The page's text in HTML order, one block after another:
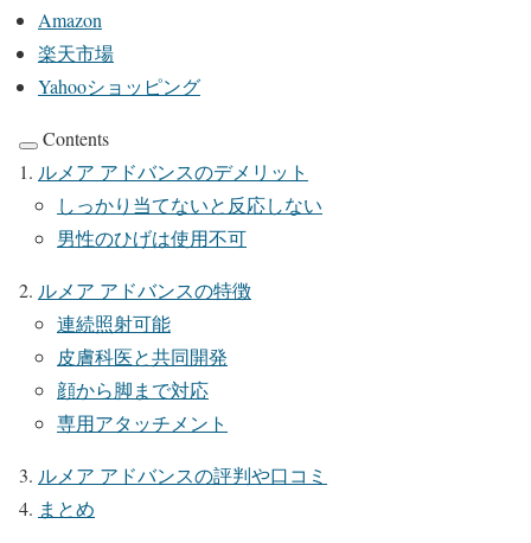
Amazon
楽天市場
Yahooショッピング
Contents
ルメア アドバンスのデメリット
しっかり当てないと反応しない
男性のひげは使用不可
ルメア アドバンスの特徴
連続照射可能
皮膚科医と共同開発
顔から脚まで対応
専用アタッチメント
ルメア アドバンスの評判や口コミ
まとめ